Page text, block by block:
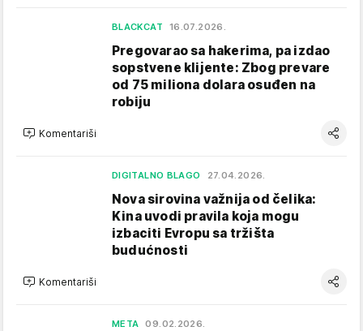
BLACKCAT 16.07.2026.
Pregovarao sa hakerima, pa izdao
sopstvene klijente: Zbog prevare
od 75 miliona dolara osuđen na
robiju
Komentariši
DIGITALNO BLAGO 27.04.2026.
Nova sirovina važnija od čelika:
Kina uvodi pravila koja mogu
izbaciti Evropu sa tržišta
budućnosti
Komentariši
META 09.02.2026.